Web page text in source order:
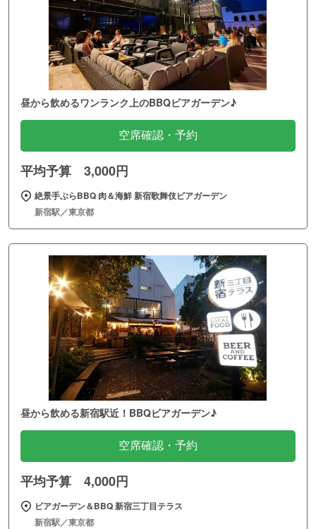
昼から飲めるワンランク上のBBQビアガーデン♪
空席確認・予約
平均予算 3,000円
絶景手ぶらBBQ 肉＆海鮮 新宿歌舞伎ビアガーデン
新宿駅／東京都
昼から飲める新宿駅近！BBQビアガーデン♪
空席確認・予約
平均予算 4,000円
ビアガーデン＆BBQ 新宿三丁目テラス
新宿駅／東京都